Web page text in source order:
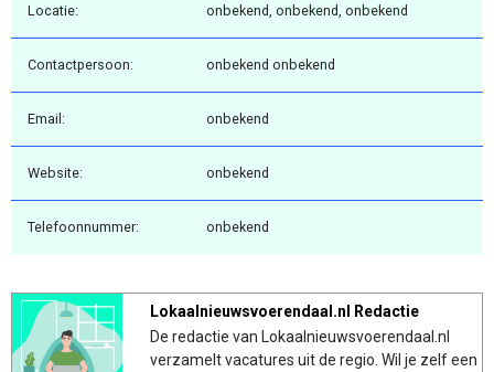
Locatie: onbekend, onbekend, onbekend
Contactpersoon: onbekend onbekend
Email: onbekend
Website: onbekend
Telefoonnummer: onbekend
Lokaalnieuwsvoerendaal.nl Redactie
De redactie van Lokaalnieuwsvoerendaal.nl
verzamelt vacatures uit de regio. Wil je zelf een